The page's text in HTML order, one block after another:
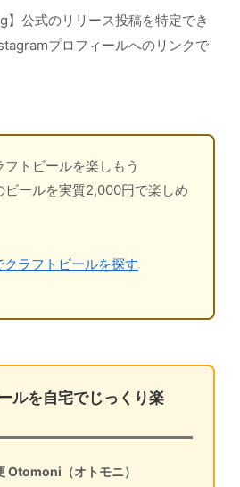
公式のリリース投稿を特定でき
プロフィールへのリンクで
トビールを楽しもう
ビールを実質2,000円で楽しめ
ラフトビールを探す
ルを自宅でじっくり楽
Otomoni（オトモニ）